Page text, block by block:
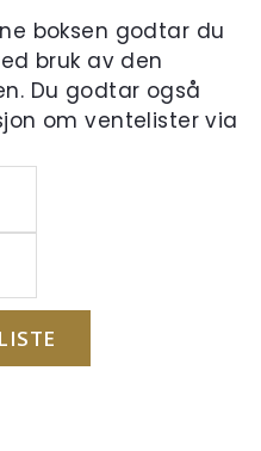
boksen godtar du
bruk av den
Du godtar også
om ventelister via